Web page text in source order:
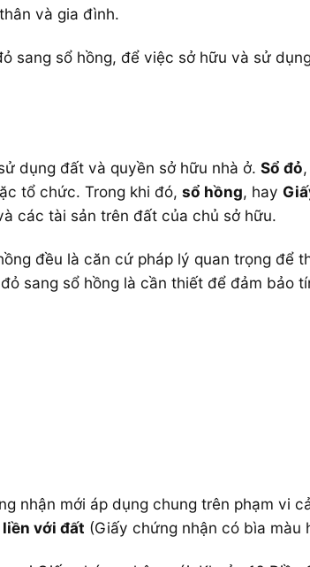
và gia đình.
sang sổ hồng, để việc sở hữu và sử
dụng đất và quyền sở hữu nhà ở. Sổ đỏ
tổ chức. Trong khi đó, sổ hồng, hay
các tài sản trên đất của chủ sở hữu.
đều là căn cứ pháp lý quan trọng để
sang sổ hồng là cần thiết để đảm bảo
nhận mới áp dụng chung trên phạm vi
với đất (Giấy chứng nhận có bìa màu